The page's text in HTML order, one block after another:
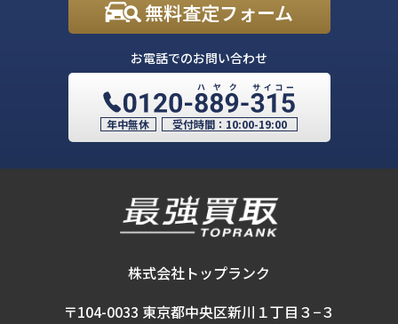
無料査定フォーム
お電話でのお問い合わせ
年中無休 受付時間： 10:00-19:00
株式会社トップランク
〒104-0033 東京都中央区新川１丁目３−３